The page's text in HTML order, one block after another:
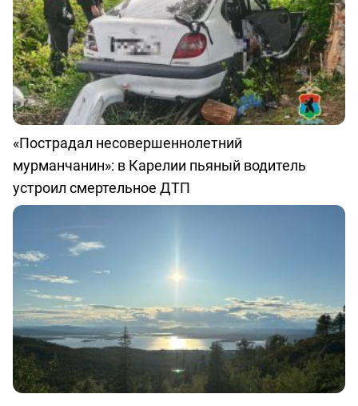
«Пострадал несовершеннолетний
мурманчанин»: в Карелии пьяный водитель
устроил смертельное ДТП